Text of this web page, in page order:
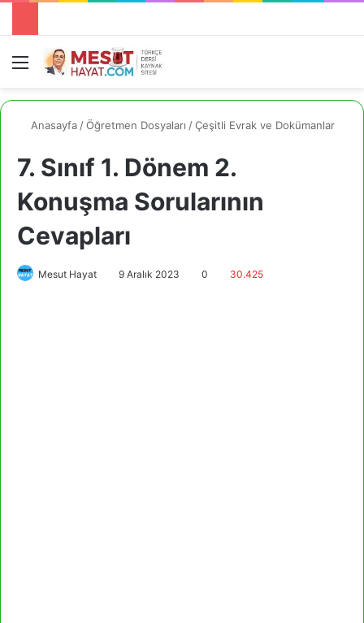
Menü
Anasayfa /Öğretmen Dosyaları /Çeşitli Evrak ve Dokümanlar
7. Sınıf 1. Dönem 2.
Konuşma Sorularının
Cevapları
Mesut Hayat 9 Aralık 2023 0 30.425